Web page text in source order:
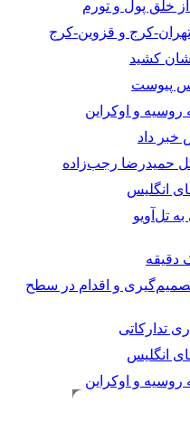
از خلق پول و تورم
کرج و قزوین-کرج
کشید
پیوست
و اوکراین
خبر داد
حمیدرضا رجب‌زاده
انگلیس
تل‌آویو
دقیقه
تصمیم‌گیری و اقدام در سطح
تدارکاتی
انگلیس
و اوکراین